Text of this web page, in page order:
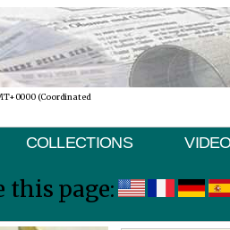
(Coordinated
COLLECTIONS
this page: